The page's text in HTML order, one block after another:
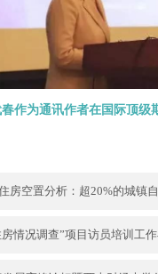
作为通讯作者在国际顶级